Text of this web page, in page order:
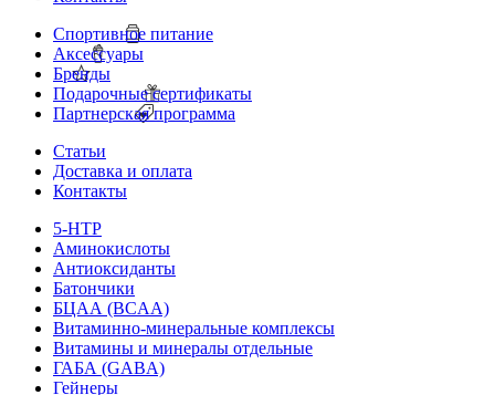
Спортивное питание
Аксессуары
Бренды
Подарочные сертификаты
Партнерская программа
Статьи
Доставка и оплата
Контакты
5-HTP
Аминокислоты
Антиоксиданты
Батончики
БЦАА (BCAA)
Витаминно-минеральные комплексы
Витамины и минералы отдельные
ГАБА (GABA)
Гейнеры